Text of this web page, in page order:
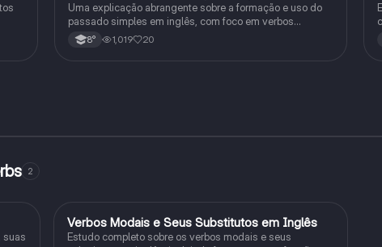
Uma explicação abrangente sobre a formação e uso do
passado simples em inglês, com foco em verbos
regulares e irregulares, frases negativas e interrogativas.
8° 1,019 20
2
suas
Inglês
Verbos Modais e Seus Substitutos em Inglês
Estudo completo sobre os verbos modais e seus